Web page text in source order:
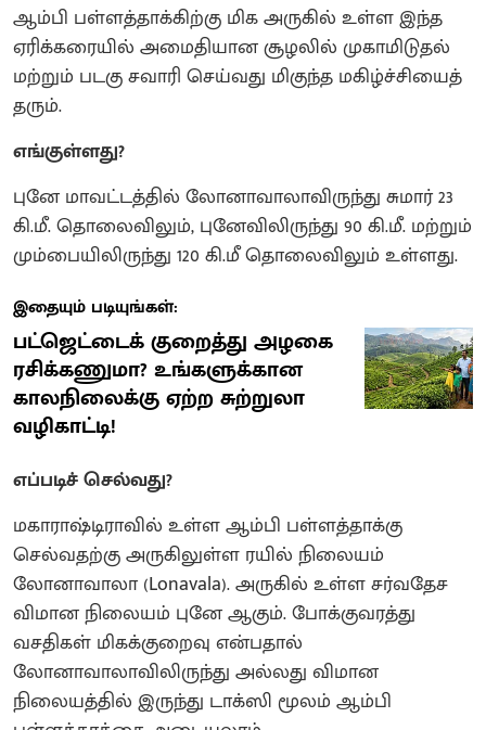
ஆம்பி பள்ளத்தாக்கிற்கு மிக அருகில் உள்ள இந்த
ஏரிக்கரையில் அமைதியான சூழலில் முகாமிடுதல்
மற்றும் படகு சவாரி செய்வது மிகுந்த மகிழ்ச்சியைத்
தரும்.
எங்குள்ளது?
புனே மாவட்டத்தில் லோனாவாலாவிருந்து சுமார் 23
கி.மீ. தொலைவிலும், புனேவிலிருந்து 90 கி.மீ. மற்றும்
மும்பையிலிருந்து 120 கி.மீ தொலைவிலும் உள்ளது.
இதையும் படியுங்கள்:
பட்ஜெட்டைக் குறைத்து அழகை
ரசிக்கணுமா? உங்களுக்கான
காலநிலைக்கு ஏற்ற சுற்றுலா
வழிகாட்டி!
எப்படிச் செல்வது?
மகாராஷ்டிராவில் உள்ள ஆம்பி பள்ளத்தாக்கு
செல்வதற்கு அருகிலுள்ள ரயில் நிலையம்
லோனாவாலா (Lonavala). அருகில் உள்ள சர்வதேச
விமான நிலையம் புனே ஆகும். போக்குவரத்து
வசதிகள் மிகக்குறைவு என்பதால்
லோனாவாலாவிலிருந்து அல்லது விமான
நிலையத்தில் இருந்து டாக்ஸி மூலம் ஆம்பி